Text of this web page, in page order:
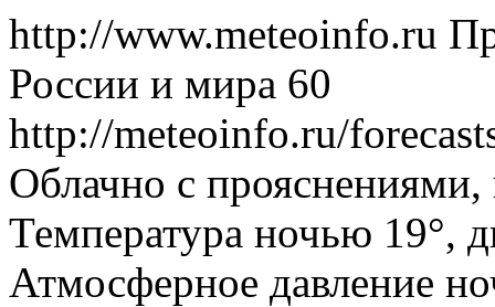
http://www.meteoinfo.ru
России и мира 60
http://meteoinfo.ru/
Облачно с
Температура ночью 19°,
Атмосферное давление